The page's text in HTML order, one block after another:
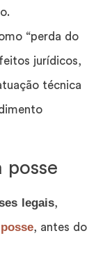
“perda do
jurídicos,
técnica
posse
legais,
, antes do